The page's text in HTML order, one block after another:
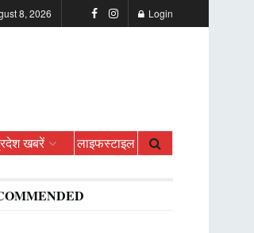
8, 2026 Login
खबरें लाइफस्टाइल